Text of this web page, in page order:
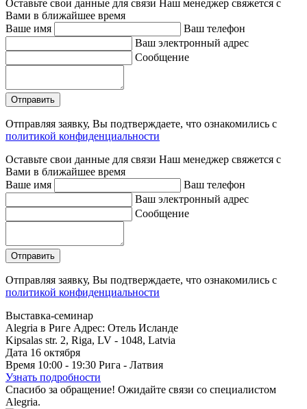
Оставьте свои данные для связи Наш менеджер свяжется с
Вами в ближайшее время
Ваше имя
Ваш телефон
Ваш электронный адрес
Сообщение
Отправляя заявку, Вы подтверждаете, что ознакомились с
политикой конфиденциальности
Оставьте свои данные для связи Наш менеджер свяжется с
Вами в ближайшее время
Ваше имя
Ваш телефон
Ваш электронный адрес
Сообщение
Отправляя заявку, Вы подтверждаете, что ознакомились с
политикой конфиденциальности
Выставка-семинар
Alegria в Риге Адрес: Отель Исланде
Kipsalas str. 2, Riga, LV - 1048, Latvia
Дата 16 октября
Время 10:00 - 19:30 Рига - Латвия
Узнать подробности
Спасибо за обращение! Ожидайте связи со специалистом
Alegria.